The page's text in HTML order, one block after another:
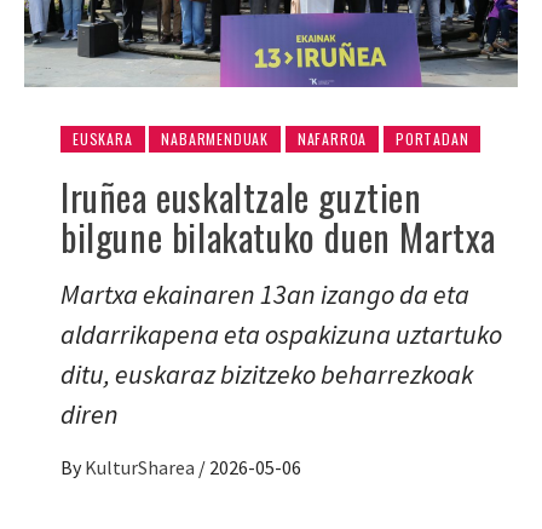
EUSKARA NABARMENDUAK NAFARROA PORTADAN
Iruñea euskaltzale guztien
bilgune bilakatuko duen Martxa
Martxa ekainaren 13an izango da eta
aldarrikapena eta ospakizuna uztartuko
ditu, euskaraz bizitzeko beharrezkoak
diren
By KulturSharea / 2026-05-06